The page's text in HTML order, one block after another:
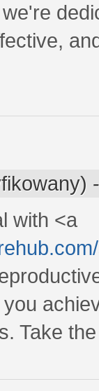
with <a
Take